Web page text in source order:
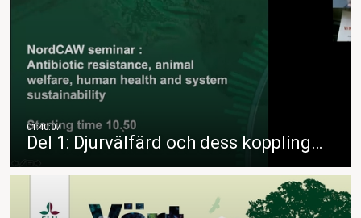
Del 1: Djurvälfärd och dess koppling…